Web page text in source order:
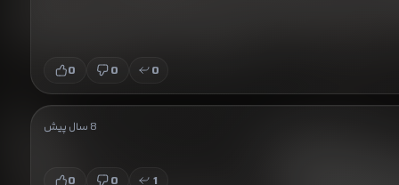
0 0 0
8 سال پیش
0 0 1